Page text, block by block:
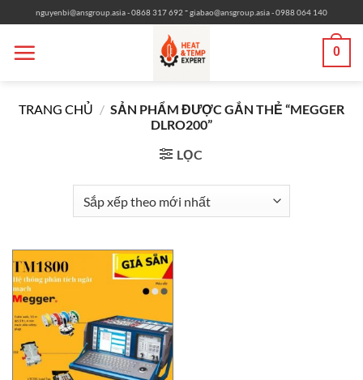
qua
nội
nguyenbi@ansgroup.asia- 0868 317 692 -giabao@ansgroup.asia- 0988 064 140
0
TRANG CHỦ / SẢN PHẨM ĐƯỢC GẮN THẺ “MEGGER
DLRO200”
LỌC